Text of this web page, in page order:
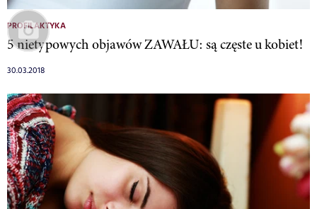
PROFILAKTYKA
5 nietypowych objawów ZAWAŁU: są częste u kobiet!
30.03.2018